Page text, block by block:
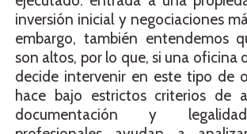
inversión inicial y negociaciones
embargo, también entendemos
son altos, por lo que, si una oficina
decide intervenir en este tipo de
hace bajo estrictos criterios de
documentación y